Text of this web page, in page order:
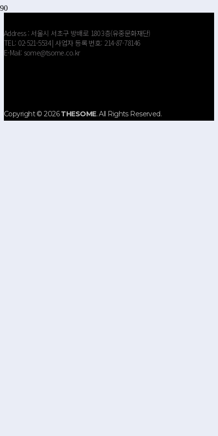
Address : 서울시 서초구 방배로 180 3층(유중문화재단)
TEL: 02-521-5534 | 사업자 등록 번호: 214-87-78146
E-Mail: some@tsome.co.kr
Copyright © 2026THESOME. All Rights Reserved.